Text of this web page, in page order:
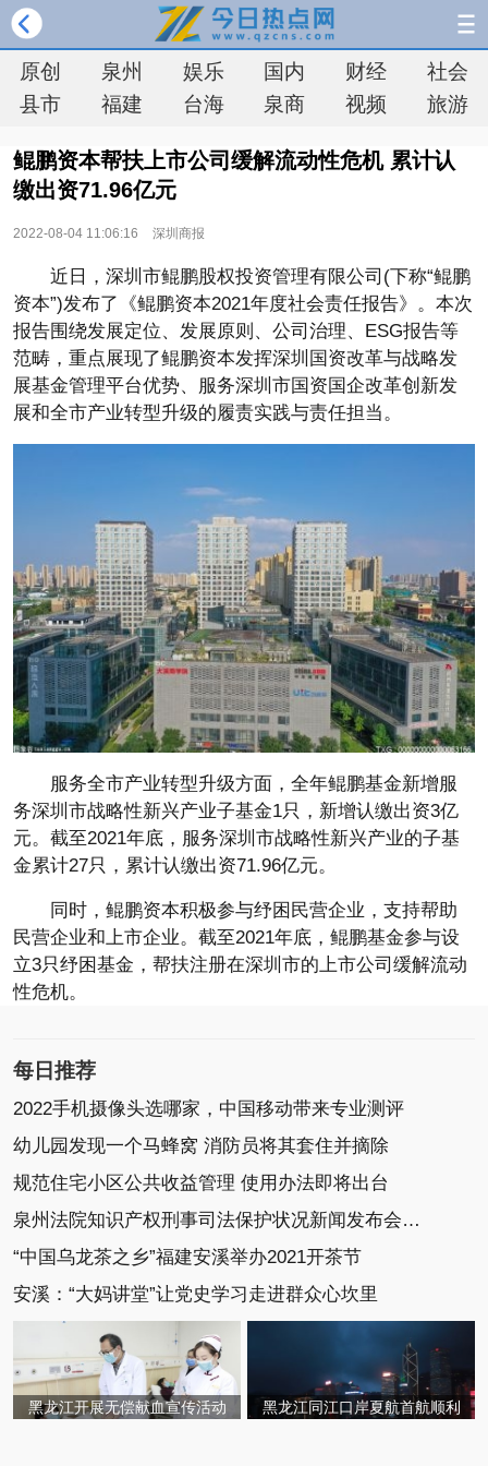
原创 泉州 娱乐 国内 财经
社会
县市
福建 台海 泉商 视频 旅游
鲲鹏资本帮扶上市公司缓解流动性危机 累计认
缴出资71.96亿元
2022-08-04 11:06:16 深圳商报
近日，深圳市鲲鹏股权投资管理有限公司(下称“鲲鹏
资本”)发布了《鲲鹏资本2021年度社会责任报告》。本次
报告围绕发展定位、发展原则、公司治理、ESG报告等
范畴，重点展现了鲲鹏资本发挥深圳国资改革与战略发
展基金管理平台优势、服务深圳市国资国企改革创新发
展和全市产业转型升级的履责实践与责任担当。
服务全市产业转型升级方面，全年鲲鹏基金新增服
务深圳市战略性新兴产业子基金1只，新增认缴出资3亿
元。截至2021年底，服务深圳市战略性新兴产业的子基
金累计27只，累计认缴出资71.96亿元。
同时，鲲鹏资本积极参与纾困民营企业，支持帮助
民营企业和上市企业。截至2021年底，鲲鹏基金参与设
立3只纾困基金，帮扶注册在深圳市的上市公司缓解流动
性危机。
每日推荐
2022手机摄像头选哪家，中国移动带来专业测评
幼儿园发现一个马蜂窝 消防员将其套住并摘除
规范住宅小区公共收益管理 使用办法即将出台
泉州法院知识产权刑事司法保护状况新闻发布会召开
“中国乌龙茶之乡”福建安溪举办2021开茶节
安溪：“大妈讲堂”让党史学习走进群众心坎里
黑龙江开展无偿献血宣传活动 黑龙江同江口岸夏航首航顺利